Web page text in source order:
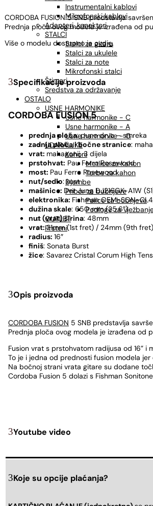
Instrumentalni kablovi
Mikrofonski kablovi
Adapteri, konektori
STALCI
Stalci za gitaru
Stalci za ukulele
Stalci za note
Mikrofonski stalci
Štimeri
Sredstva za održavanje
OSTALO
USNE HARMONIKE
Usne harmonike - C
Usne harmonike - A
Usne harmonike - G
UDARALJKE
Kahoni
Metlice za kahon
Torbe za kahon
Djembe
Pribor za bubnjeve
Palice za bubnjeve
Podloge za
OUTLET
Prsteni
CORDOBA FUSION 5 SNB predstavlja
Prednja ploča ovog modela je izrađena od
Više o modelu dostupno je ovdje.
Specifikacije proizvoda
CORDOBA FUSION 5
prednja ploča: puno drvo – smreka
zadnja ploča i bočne stranice:
vrat: mahagonij, 3 dijela
prstohvat: Pau Ferro Rosewood
most: Pau Ferro Rosewood
nut/sedlo: kost
mašinice: Der Jung DJ216GK-A1W
elektronika: Fishman OEM-SON-
dužina skale: 650 mm (25.6″)
nut (vrat) širina: 48mm
vrat:21mm (1st fret) / 24mm (9th fret)
radius: 16″
finiš: Sonata Burst
žice: Savarez Cristal Corum High
Opis proizvoda
CORDOBA FUSION 5 SNB predstavlja
Prednja ploča ovog modela je izrađena od
Fusion vrat s prstohvatom radijusa od 16” i
To je i jedna od prednosti fusion modela
Na bočnoj strani vrata gitare su dodane
Cordoba Fusion 5 dolazi s Fishman
Youtube video
Koje su opcije plaćanja?